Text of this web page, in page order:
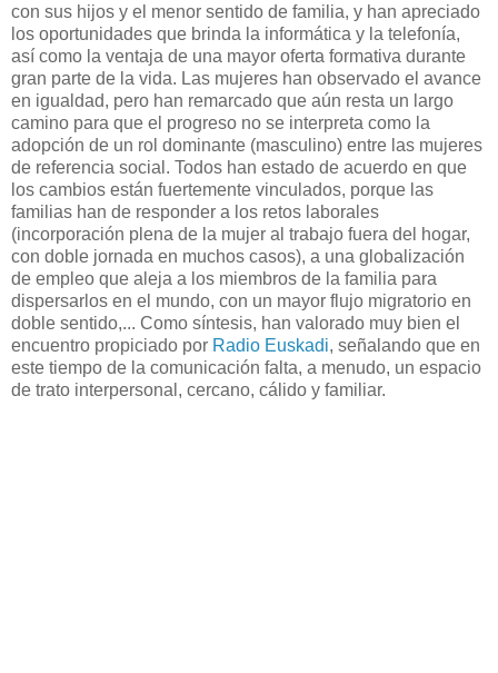
con sus hijos y el menor sentido de familia, y han apreciado
los oportunidades que brinda la informática y la telefonía,
así como la ventaja de una mayor oferta formativa durante
gran parte de la vida. Las mujeres han observado el avance
en igualdad, pero han remarcado que aún resta un largo
camino para que el progreso no se interpreta como la
adopción de un rol dominante (masculino) entre las mujeres
de referencia social. Todos han estado de acuerdo en que
los cambios están fuertemente vinculados, porque las
familias han de responder a los retos laborales
(incorporación plena de la mujer al trabajo fuera del hogar,
con doble jornada en muchos casos), a una globalización
de empleo que aleja a los miembros de la familia para
dispersarlos en el mundo, con un mayor flujo migratorio en
doble sentido,... Como síntesis, han valorado muy bien el
encuentro propiciado por Radio Euskadi, señalando que en
este tiempo de la comunicación falta, a menudo, un espacio
de trato interpersonal, cercano, cálido y familiar.